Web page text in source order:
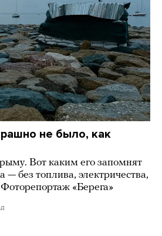
не было, как
Вот каким его запомнят
— без топлива, электричества,
«Берега»